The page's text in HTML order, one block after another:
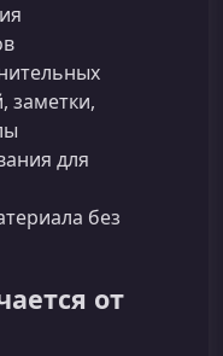
заметки,
для
без
от